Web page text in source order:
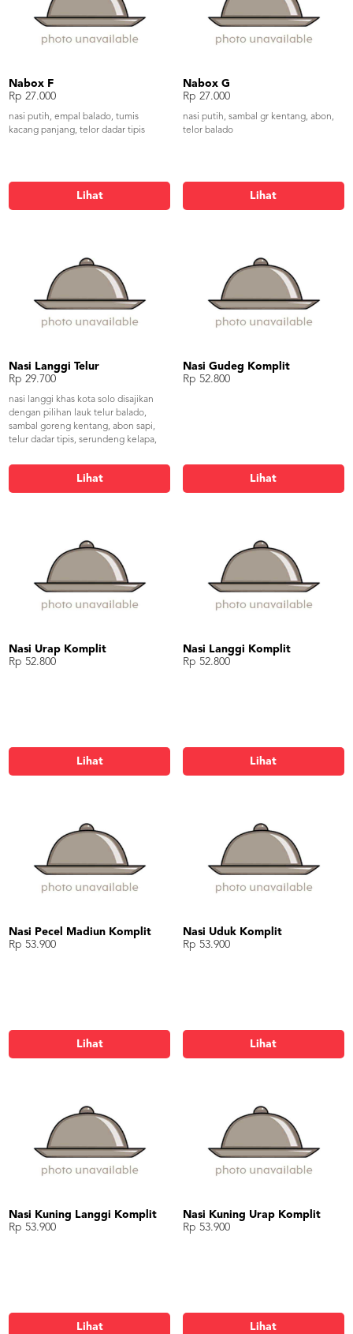
Nabox F
Rp 27.000
nasi putih, empal balado, tumis
kacang panjang, telor dadar tipis
Lihat
Nabox G
Rp 27.000
nasi putih, sambal gr kentang, abon,
telor balado
Lihat
Nasi Langgi Telur
Rp 29.700
nasi langgi khas kota solo disajikan
dengan pilihan lauk telur balado,
sambal goreng kentang, abon sapi,
telur dadar tipis, serundeng kelapa,
Lihat
Nasi Gudeg Komplit
Rp 52.800
Lihat
Nasi Urap Komplit
Rp 52.800
Lihat
Nasi Langgi Komplit
Rp 52.800
Lihat
Nasi Pecel Madiun Komplit
Rp 53.900
Lihat
Nasi Uduk Komplit
Rp 53.900
Lihat
Nasi Kuning Langgi Komplit
Rp 53.900
Lihat
Nasi Kuning Urap Komplit
Rp 53.900
Lihat